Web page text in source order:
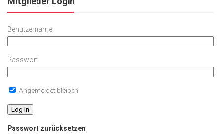
Benutzername
Passwort
Angemeldet bleiben
Passwort zurücksetzen